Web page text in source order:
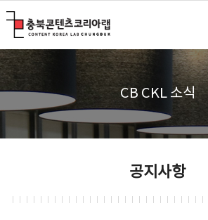
CB CKL 소식
공지사항